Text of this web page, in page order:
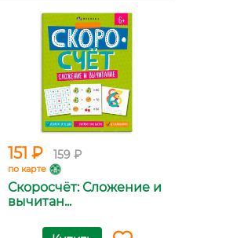
151 ₽ 159 ₽
по карте
Скоросчёт: Сложение и
вычитан...